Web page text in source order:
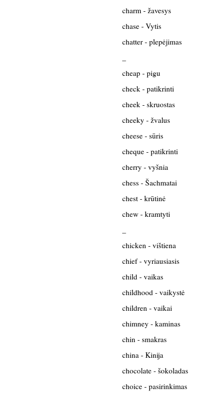
charm - žavesys
chase - Vytis
chatter - plepėjimas
cheap - pigu
check - patikrinti
cheek - skruostas
cheeky - žvalus
cheese - sūris
cheque - patikrinti
cherry - vyšnia
chess - Šachmatai
chest - krūtinė
chew - kramtyti
chicken - vištiena
chief - vyriausiasis
child - vaikas
childhood - vaikystė
children - vaikai
chimney - kaminas
chin - smakras
china - Kinija
chocolate - šokoladas
choice - pasirinkimas